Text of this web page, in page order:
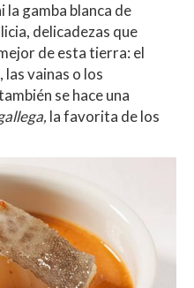
la gamba blanca de
delicadezas que
de esta tierra: el
vainas o los
se hace una
la favorita de los